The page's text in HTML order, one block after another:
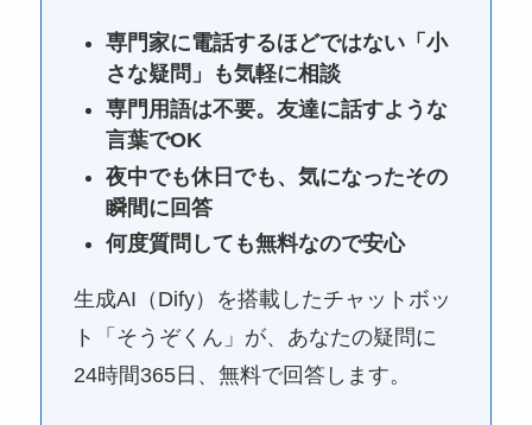
専門家に電話するほどではない「小
さな疑問」も気軽に相談
専門用語は不要。友達に話すような
言葉でOK
夜中でも休日でも、気になったその
瞬間に回答
何度質問しても無料なので安心
生成AI（Dify）を搭載したチャットボッ
ト「そうぞくん」が、あなたの疑問に
24時間365日、無料で回答します。